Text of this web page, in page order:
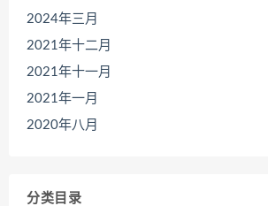
2024年三月
2021年十二月
2021年十一月
2021年一月
2020年八月
分类目录